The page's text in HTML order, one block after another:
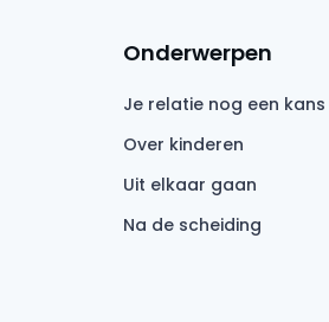
Onderwerpen
Je relatie nog een
Over kinderen
Uit elkaar gaan
Na de scheiding